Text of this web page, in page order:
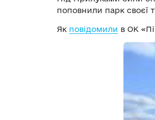
поповнили парк своєї
Як повідомили в ОК